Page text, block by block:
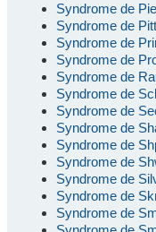
Syndrome de
Syndrome de
Syndrome de
Syndrome de
Syndrome de
Syndrome de
Syndrome de
Syndrome de
Syndrome de
Syndrome de
Syndrome de
Syndrome de
Syndrome de